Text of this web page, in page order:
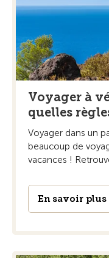
Voyager à
quelles
Voyager dans un
beaucoup de
vacances !
En savoir plus